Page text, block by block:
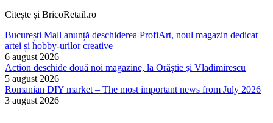
Citește și BricoRetail.ro
București Mall anunță deschiderea ProfiArt, noul magazin dedicat
artei și hobby-urilor creative
6 august 2026
Action deschide două noi magazine, la Orăștie și Vladimirescu
5 august 2026
Romanian DIY market – The most important news from July 2026
3 august 2026